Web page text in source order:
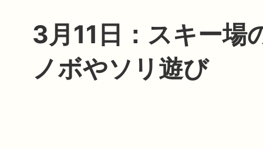
3月11日：スキー場
ノボやソリ遊び